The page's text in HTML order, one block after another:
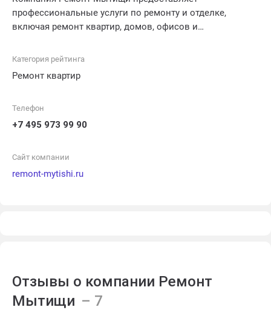
профессиональные услуги по ремонту и отделке,
включая ремонт квартир, домов, офисов и
специалистов гарантирует качественное выполнение
услуг, включая сантехнические работы, электромонтаж,
ремонт сантехники и отопительных систем. Заказывая
ремонт у нас, вы можете быть уверены в безупречном
клиенту.
Категория рейтинга
Ремонт квартир
Телефон
+7 495 973 99 90
Сайт компании
remont-mytishi.ru
Отзывы о компании Ремонт
Мытищи